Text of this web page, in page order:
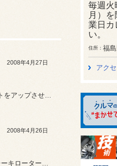
2008年4月27日
2008年4月26日
毎週火
月）
業日カ
い。
住所 福
アク